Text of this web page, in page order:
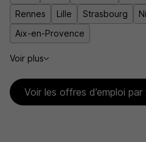
Rennes
Lille Strasbourg
Aix-en-Provence
Voir plus
Voir les offres d’emploi par